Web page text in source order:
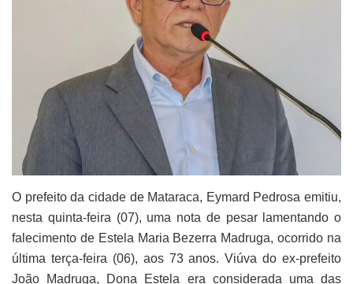
O prefeito da cidade de Mataraca, Eymard Pedrosa emitiu,
nesta quinta-feira (07), uma nota de pesar lamentando o
falecimento de Estela Maria Bezerra Madruga, ocorrido na
última terça-feira (06), aos 73 anos. Viúva do ex-prefeito
João Madruga, Dona Estela era considerada uma das